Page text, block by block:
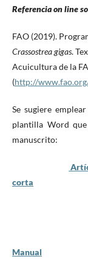
Referencia on line
FAO (2019).
Crassostrea gigas.
Acuicultura de la
(http://
Se sugiere
plantilla Word
manuscrito:
corta
Manual